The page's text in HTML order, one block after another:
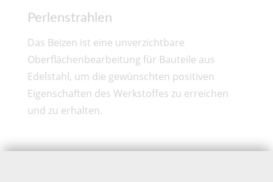
Perlenstrahlen
Das Beizen ist eine unverzichtbare
Oberflächenbearbeitung für Bauteile aus
Edelstahl, um die gewünschten positiven
Eigenschaften des Werkstoffes zu erreichen
und zu erhalten.